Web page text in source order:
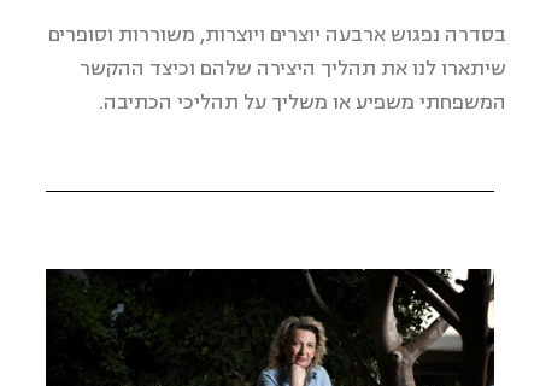
בסדרה נפגוש ארבעה יוצרים ויוצרות, משוררות וסופרים
שיתארו לנו את תהליך היצירה שלהם וכיצד ההקשר
המשפחתי משפיע או משליך על תהליכי הכתיבה.